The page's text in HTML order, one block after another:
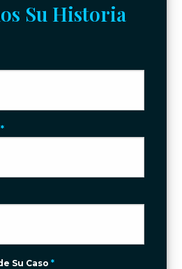
Su Historia
*
Su Caso*